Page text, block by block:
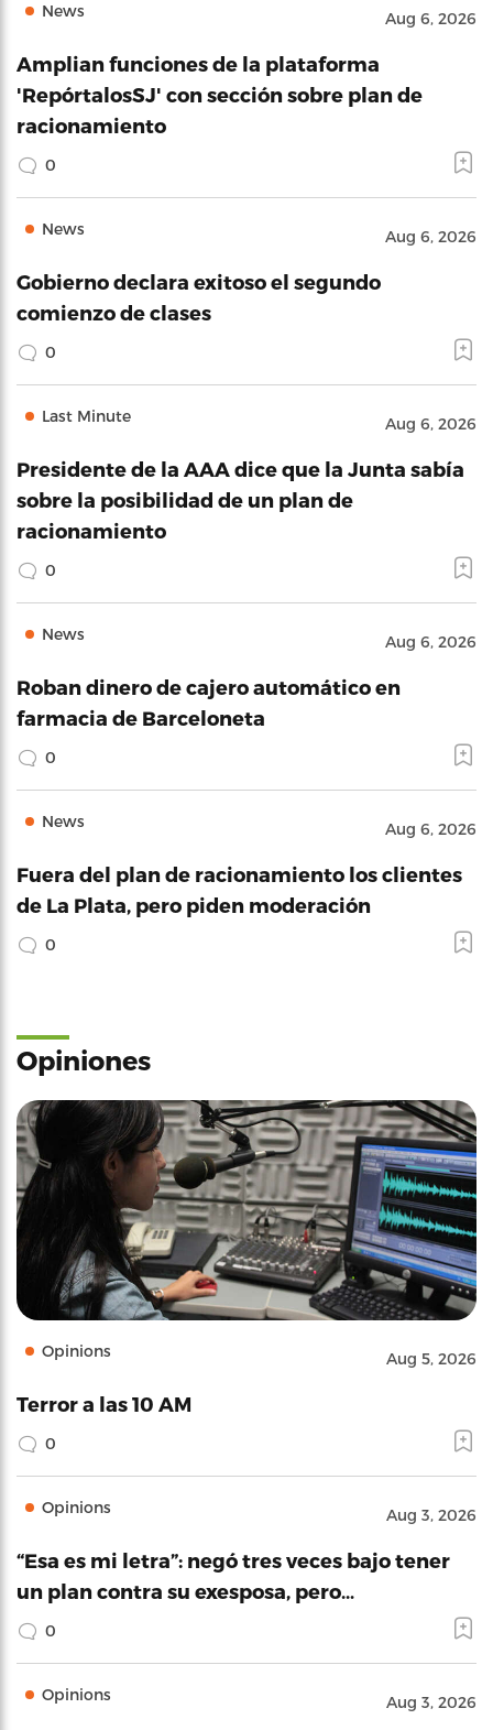
News Aug 6, 2026
Amplian funciones de la plataforma
'RepórtalosSJ' con sección sobre plan de
racionamiento
0
News Aug 6, 2026
Gobierno declara exitoso el segundo
comienzo de clases
0
Last Minute Aug 6, 2026
Presidente de la AAA dice que la Junta sabía
sobre la posibilidad de un plan de
racionamiento
0
News Aug 6, 2026
Roban dinero de cajero automático en
farmacia de Barceloneta
0
News Aug 6, 2026
Fuera del plan de racionamiento los clientes
de La Plata, pero piden moderación
0
Opiniones
Opinions Aug 5, 2026
Terror a las 10 AM
0
Opinions Aug 3, 2026
“Esa es mi letra”: negó tres veces bajo tener
un plan contra su exesposa, pero…
0
Opinions Aug 3, 2026